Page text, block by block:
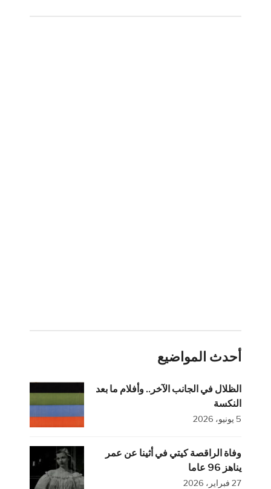
أحدث المواضيع
الظلال في الجانب الآخر.. وأفلام ما بعد
النكسة
5 يونيو، 2026
وفاة الراقصة كيتي في أثينا عن عمر
يناهز 96 عاما
27 فبراير، 2026